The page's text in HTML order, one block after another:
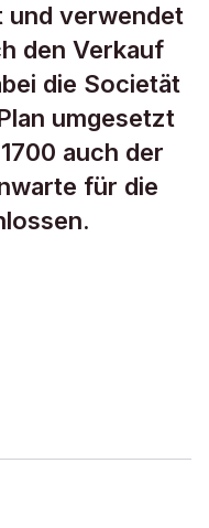
verwendet
den Verkauf
die Societät
umgesetzt
auch der
für die